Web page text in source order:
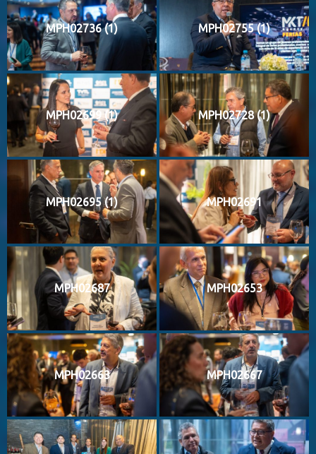
MPH02736 (1) MPH02755 (1)
MPH02699 (1) MPH02728 (1)
MPH02695 (1) MPH02691
MPH02687 MPH02653
MPH02663 MPH02667